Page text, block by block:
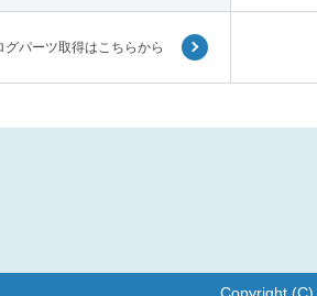
グパーツ取得はこちらから